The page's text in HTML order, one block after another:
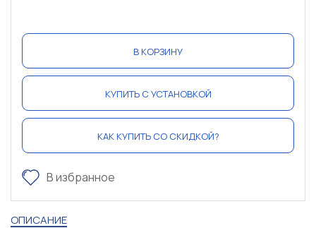
В КОРЗИНУ
КУПИТЬ С УСТАНОВКОЙ
КАК КУПИТЬ СО СКИДКОЙ?
В избранное
ОПИСАНИЕ